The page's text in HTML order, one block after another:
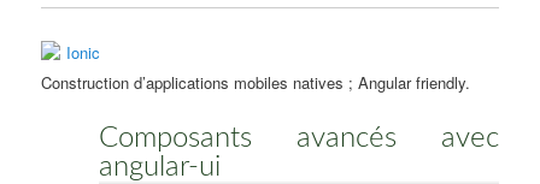
Ionic
Construction d’applications mobiles natives ; Angular friendly.
Composants avancés avec
angular-ui